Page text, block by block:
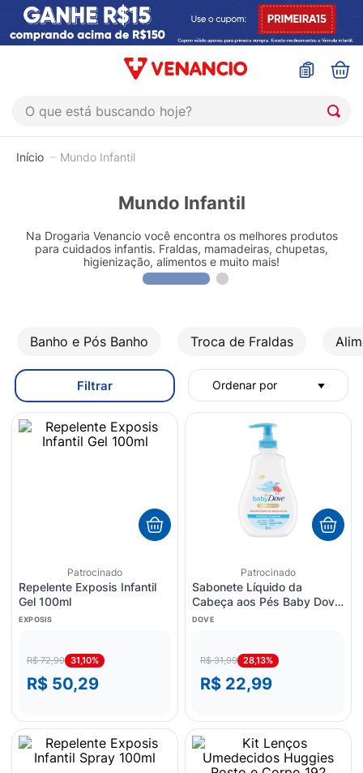
O que está buscando hoje?
Mundo Infantil
Mundo Infantil
Na Drogaria Venancio você encontra os melhores produtos
para cuidados infantis. Fraldas, mamadeiras, chupetas,
higienização, alimentos e muito mais!
Banho e Pós Banho Troca de Fraldas
Filtrar Ordenar por
Patrocinado
Repelente Exposis Infantil
Gel 100ml
EXPOSIS
R$ 72,99 31,10%
R$ 50,29
Patrocinado
Sabonete Líquido da
Cabeça aos Pés Baby Dove
Hidratação Enriquecida
DOVE
R$ 31,99 28,13%
R$ 22,99
sinustrat
4 º
fly gotas
protetor solar
7º
shampoo
8º
sabonete liquido
9
lenço umedecido
10º fralda